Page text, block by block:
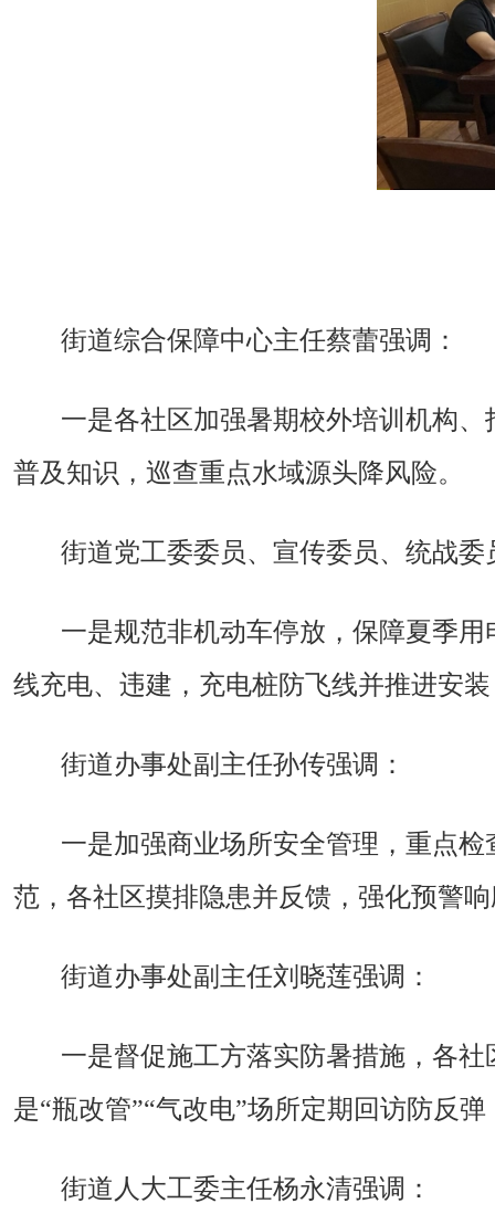
街道综合保障中心主任蔡蕾强调：
一是各社区加强暑期校外培训机构
普及知识，巡查重点水域源头降风险。
街道党工委委员、宣传委员、统战委
一是规范非机动车停放，保障夏季
线充电、违建，充电桩防飞线并推进安
街道办事处副主任孙传强调：
一是加强商业场所安全管理，重点
范，各社区摸排隐患并反馈，强化预警
街道办事处副主任刘晓莲强调：
一是督促施工方落实防暑措施，各
是“瓶改管”“气改电”场所定期回访防反
街道人大工委主任杨永清强调：